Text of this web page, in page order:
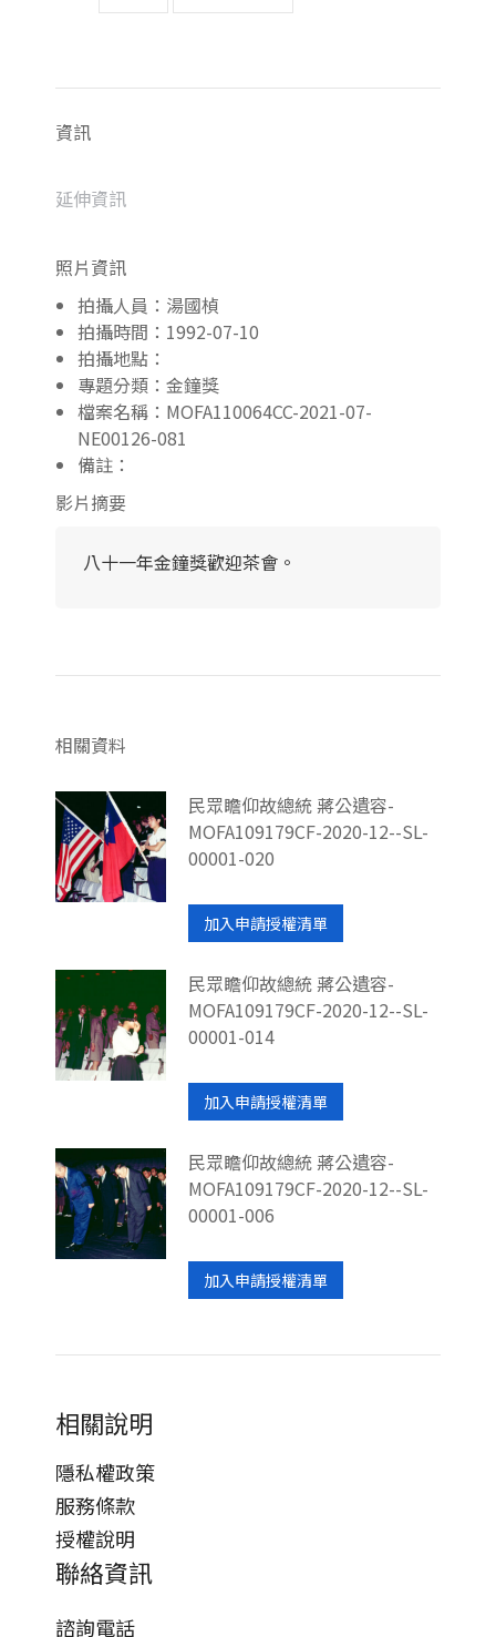
資訊
延伸資訊
照片資訊
拍攝人員：湯國楨
拍攝時間：1992-07-10
拍攝地點：
專題分類：金鐘獎
檔案名稱：MOFA110064CC-2021-07-
NE00126-081
備註：
影片摘要
八十一年金鐘獎歡迎茶會。
相關資料
民眾瞻仰故總統 蔣公遺容-
MOFA109179CF-2020-12--SL-
00001-020
加入申請授權清單
民眾瞻仰故總統 蔣公遺容-
MOFA109179CF-2020-12--SL-
00001-014
加入申請授權清單
民眾瞻仰故總統 蔣公遺容-
MOFA109179CF-2020-12--SL-
00001-006
加入申請授權清單
相關說明
隱私權政策
服務條款
授權說明
聯絡資訊
諮詢電話